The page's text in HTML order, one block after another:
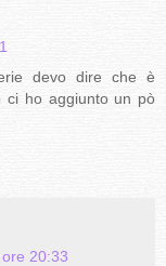
devo dire che è
ci ho aggiunto un pò
20:33